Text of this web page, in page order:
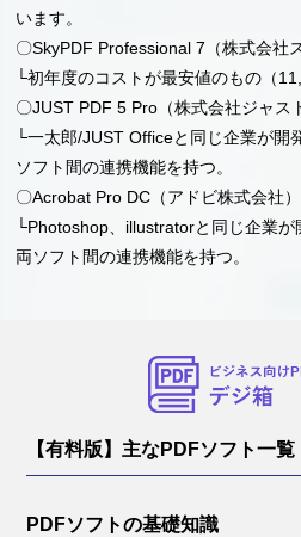
います。
〇SkyPDF Professional 7（株式会社
└初年度のコストが最安値のもの（
〇JUST PDF 5 Pro（株式会社ジャス
└一太郎/JUST Officeと同じ企業が開
ソフト間の連携機能を持つ。
〇Acrobat Pro DC（アドビ株式会社）
└Photoshop、illustratorと同じ企業が
両ソフト間の連携機能を持つ。
【有料版】主なPDFソフト一覧
PDFソフトの基礎知識